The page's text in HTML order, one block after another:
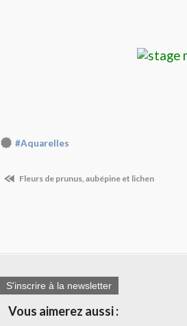
#Aquarelles
Fleurs de prunus, aubépine et lichen
S'inscrire à la newsletter
Vous aimerez aussi :